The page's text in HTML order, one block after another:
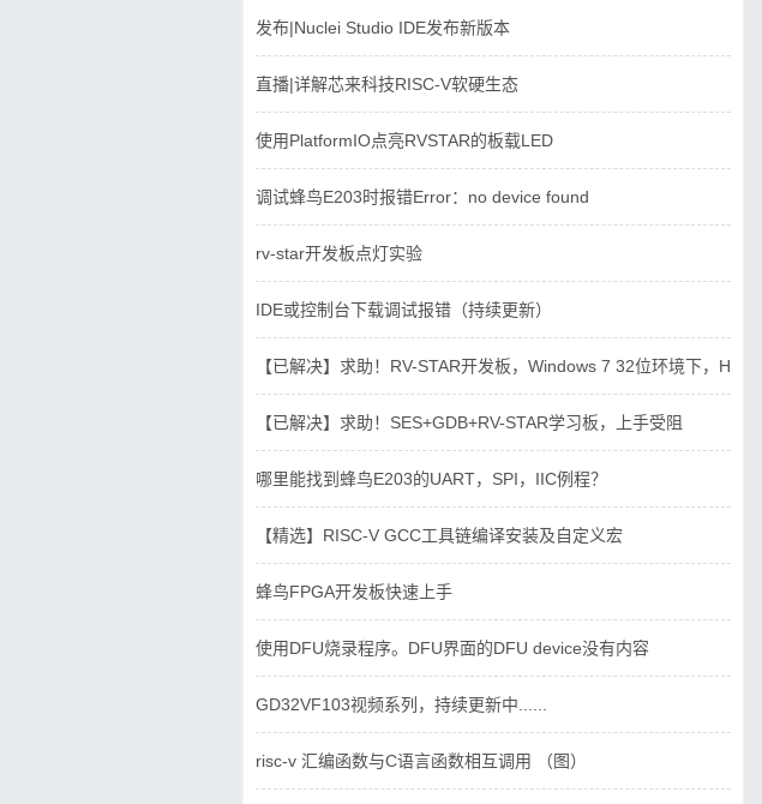
发布|Nuclei Studio IDE发布新版本
直播|详解芯来科技RISC-V软硬生态
使用PlatformIO点亮RVSTAR的板载LED
调试蜂鸟E203时报错Error：no device found
rv-star开发板点灯实验
IDE或控制台下载调试报错（持续更新）
【已解决】求助！RV-STAR开发板，Windows 7 32位环境下，
【已解决】求助！SES+GDB+RV-STAR学习板，上手受阻
哪里能找到蜂鸟E203的UART，SPI，IIC例程？
【精选】RISC-V GCC工具链编译安装及自定义宏
蜂鸟FPGA开发板快速上手
使用DFU烧录程序。DFU界面的DFU device没有内容
GD32VF103视频系列，持续更新中......
risc-v 汇编函数与C语言函数相互调用 （图）